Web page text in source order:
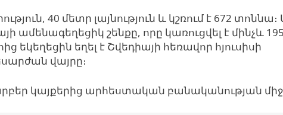
40 մետր լայնություն և կշռում է 672 տոննա։
ամենագեղեցիկ շենքը, որը կառուցվել է մինչև
եկեղեցին եղել է Շվեդիայի հեռավոր հյուսիսի
վայրը։
կայքերից արհեստական բանականության